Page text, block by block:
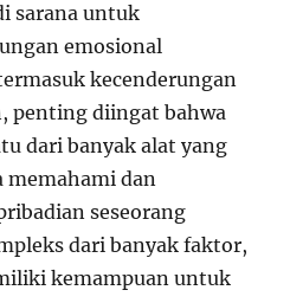
sarana untuk
emosional
kecenderungan
penting diingat bahwa
dari banyak alat yang
memahami dan
seseorang
dari banyak faktor,
kemampuan untuk